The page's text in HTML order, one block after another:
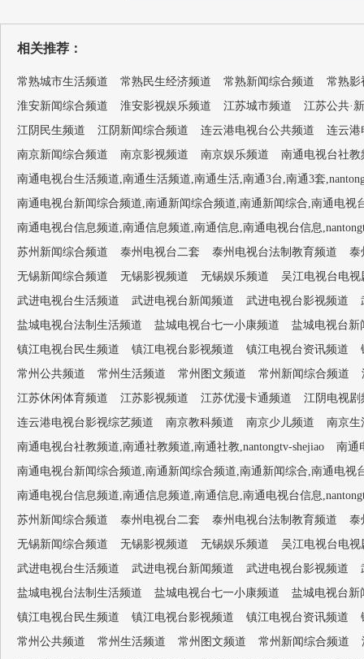
相关推荐：
常熟城市生活频道 常熟民生经济频道 常熟新闻综合频道
常熟影
淮安新闻综合频道
淮安影视娱乐频道 江苏城市频道
江苏公共·
江阴民生频道
江阴新闻综合频道 连云港电视台公共频道
连云港
南京新闻综合频道
南京影视频道 南京娱乐频道
南通电视台社教
南通电视台生活频道,南通生活频道,南通生活,南通3台,南通3套
南通电视台新闻综合频道,南通新闻综合频道,南通新闻综合,南通电视
南通电视台信息频道,南通信息频道,南通信息,南通电视台信息
苏州新闻综合频道
泰州电视台二套 泰州电视台法制教育频道
泰
无锡新闻综合频道
无锡影视频道 无锡娱乐频道
吴江电视台电视
武进电视台生活频道
武进电视台新闻频道 武进电视台影视频道
盐城电视台法制生活频道
盐城电视台七一小康频道
盐城电视台新
镇江电视台民生频道
镇江电视台影视频道 镇江电视台资讯频道
常州公共频道
常州生活频道 常州图文频道 常州新闻综合频道
江苏休闲体育频道
江苏影视频道 江苏优漫卡通频道
江阴电视剧
连云港电视台影视综艺频道
南京教科频道 南京少儿频道
南京生
南通电视台社教频道,南通社教频道,南通社教,nantongtv-shejiao
南通
南通电视台新闻综合频道,南通新闻综合频道,南通新闻综合,南通电视
南通电视台信息频道,南通信息频道,南通信息,南通电视台信息
苏州新闻综合频道
泰州电视台二套 泰州电视台法制教育频道
泰
无锡新闻综合频道
无锡影视频道 无锡娱乐频道
吴江电视台电视
武进电视台生活频道
武进电视台新闻频道 武进电视台影视频道
盐城电视台法制生活频道
盐城电视台七一小康频道
盐城电视台新
镇江电视台民生频道
镇江电视台影视频道 镇江电视台资讯频道
常州公共频道
常州生活频道 常州图文频道 常州新闻综合频道